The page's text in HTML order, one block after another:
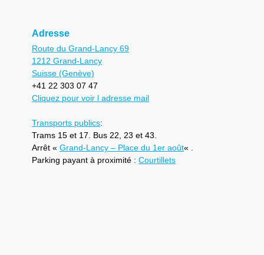
Adresse
Route du Grand-Lancy 69
1212 Grand-Lancy
Suisse (Genève)
+41 22 303 07 47
Cliquez pour voir l adresse mail
Transports publics:
Trams 15 et 17. Bus 22, 23 et 43.
Arrêt « Grand-Lancy – Place du 1er août« .
Parking payant à proximité : Courtillets